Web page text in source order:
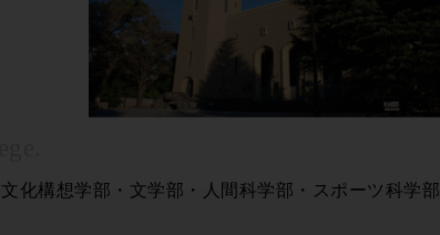
化構想学部・文学部・人間科学部・スポーツ科学部